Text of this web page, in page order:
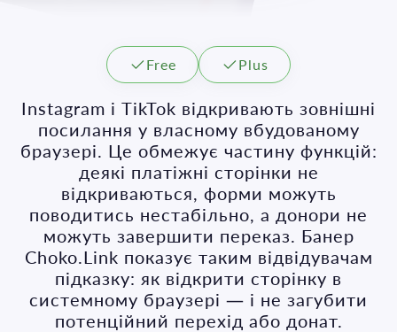
Free Plus
Instagram і TikTok відкривають зовнішні
посилання у власному вбудованому
браузері. Це обмежує частину функцій:
деякі платіжні сторінки не
відкриваються, форми можуть
поводитись нестабільно, а донори не
можуть завершити переказ. Банер
Choko.Link показує таким відвідувачам
підказку: як відкрити сторінку в
системному браузері — і не загубити
потенційний перехід або донат.